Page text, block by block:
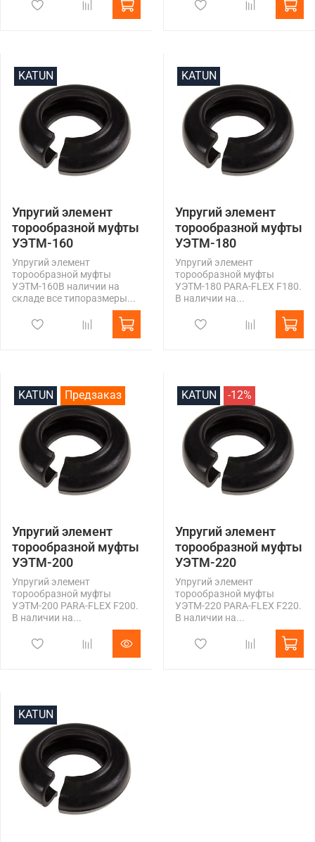
KATUN
Упругий элемент
торообразной муфты
УЭТМ-160
Упругий элемент
торообразной муфты
УЭТМ-160В наличии на
складе все типоразмеры...
KATUN
Упругий элемент
торообразной муфты
УЭТМ-180
Упругий элемент
торообразной муфты
УЭТМ-180 PARA-FLEX F180.
В наличии на...
KATUN Предзаказ
Упругий элемент
торообразной муфты
УЭТМ-200
Упругий элемент
торообразной муфты
УЭТМ-200 PARA-FLEX F200.
В наличии на...
KATUN -12%
Упругий элемент
торообразной муфты
УЭТМ-220
Упругий элемент
торообразной муфты
УЭТМ-220 PARA-FLEX F220.
В наличии на...
KATUN